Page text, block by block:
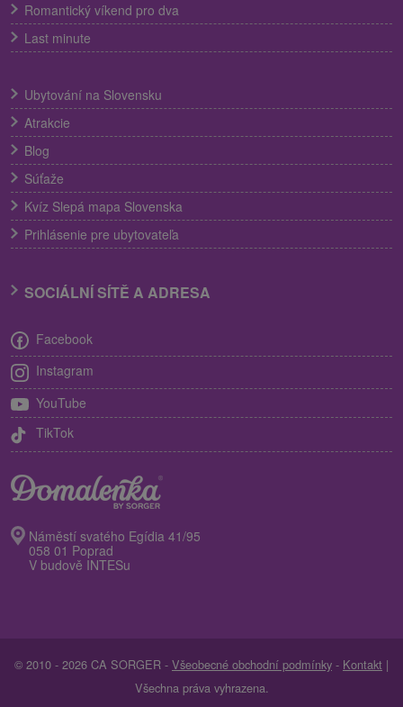
Romantický víkend pro dva
Last minute
Ubytování na Slovensku
Atrakcie
Blog
Súťaže
Kvíz Slepá mapa Slovenska
Prihlásenie pre ubytovateľa
SOCIÁLNÍ SÍTĚ A ADRESA
Facebook
Instagram
YouTube
TikTok
Náměstí svatého Egídia 41/95
058 01 Poprad
V budově INTESu
© 2010 - 2026 CA SORGER - Všeobecné obchodní podmínky - Kontakt |
Všechna práva vyhrazena.